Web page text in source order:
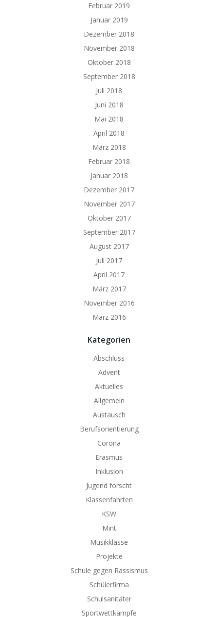
Februar 2019
Januar 2019
Dezember 2018
November 2018
Oktober 2018
September 2018
Juli 2018
Juni 2018
Mai 2018
April 2018
März 2018
Februar 2018
Januar 2018
Dezember 2017
November 2017
Oktober 2017
September 2017
August 2017
Juli 2017
April 2017
März 2017
November 2016
März 2016
Kategorien
Abschluss
Advent
Aktuelles
Allgemein
Austausch
Berufsorientierung
Corona
Erasmus
Inklusion
Jugend forscht
Klassenfahrten
KSW
Mint
Musikklasse
Projekte
Schule gegen Rassismus
Schülerfirma
Schulsanitäter
Sportwettkämpfe